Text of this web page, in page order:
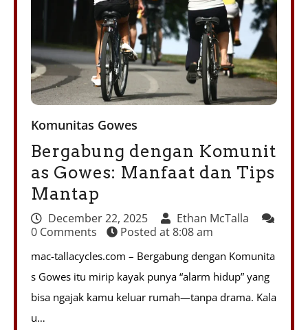
Komunitas Gowes
Bergabung dengan Komunit
as Gowes: Manfaat dan Tips
Mantap
December 22, 2025
Ethan McTalla
0 Comments
Posted at8:08 am
mac-tallacycles.com – Bergabung dengan Komunita
s Gowes itu mirip kayak punya “alarm hidup” yang
bisa ngajak kamu keluar rumah—tanpa drama. Kala
u…